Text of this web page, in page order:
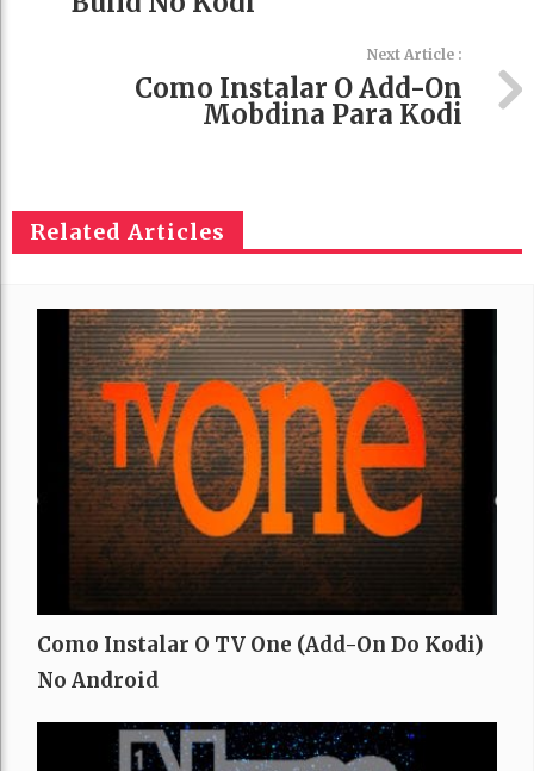
Next Article :
Como Instalar O Add-On
Mobdina Para Kodi
Related Articles
Como Instalar O TV One (Add-On Do Kodi)
No Android